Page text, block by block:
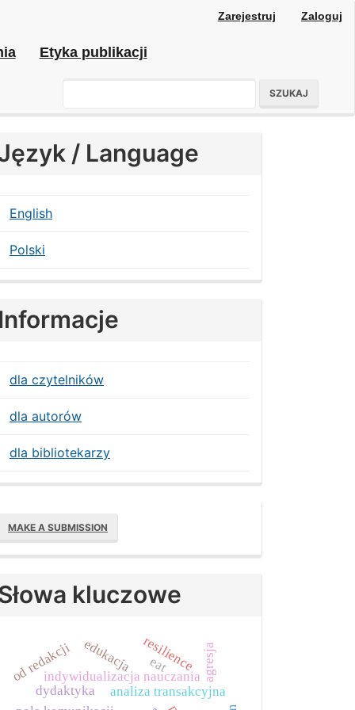
Zarejestruj Zaloguj
Etyka publikacji
SZUKAJ
/ Language
English
Polski
Informacje
dla czytelników
dla autorów
dla bibliotekarzy
MAKE A SUBMISSION
kluczowe
analiza transakcyjna
indywidualizacja nauczania
od redakcji edukacja agresja
dydaktyka
eat
resilience